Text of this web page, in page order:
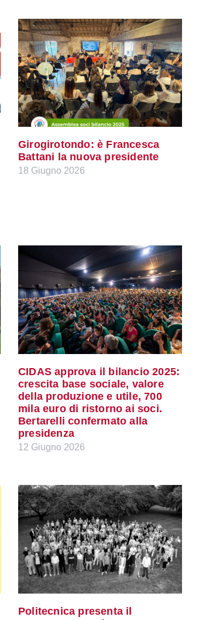
Girogirotondo: è Francesca
Battani la nuova presidente
18 Giugno 2026
CIDAS approva il bilancio 2025:
crescita base sociale, valore
della produzione e utile, 700
mila euro di ristorno ai soci.
Bertarelli confermato alla
presidenza
12 Giugno 2026
Politecnica presenta il